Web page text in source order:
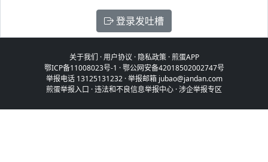
登录发吐槽
关于我们 ·用户协议 · 隐私政策·煎蛋APP
鄂ICP备11008023号-1 ·鄂公网安备42018502002747号
举报电话 13125131232 · 举报邮箱 jubao@jandan.com
煎蛋举报入口 ·违法和不良信息举报中心 ·涉企举报专区